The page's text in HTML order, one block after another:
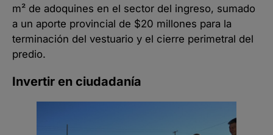
m² de adoquines en el sector del ingreso, sumado
a un aporte provincial de $20 millones para la
terminación del vestuario y el cierre perimetral del
predio.
Invertir en ciudadanía